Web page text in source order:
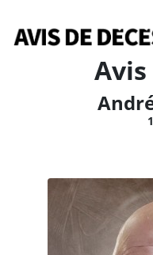
Avis de décès
Anniversaires
Avis